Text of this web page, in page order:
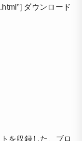
ダウンロード
を収録した、ブロ